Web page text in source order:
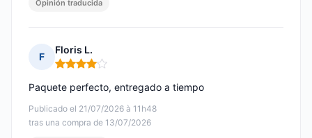
Opinión traducida
F
Floris L.
Nota: 4 de 5
Publicado el 21/07/2026 à 11h48
tras una compra de 13/07/2026
Paquete perfecto, entregado a tiempo